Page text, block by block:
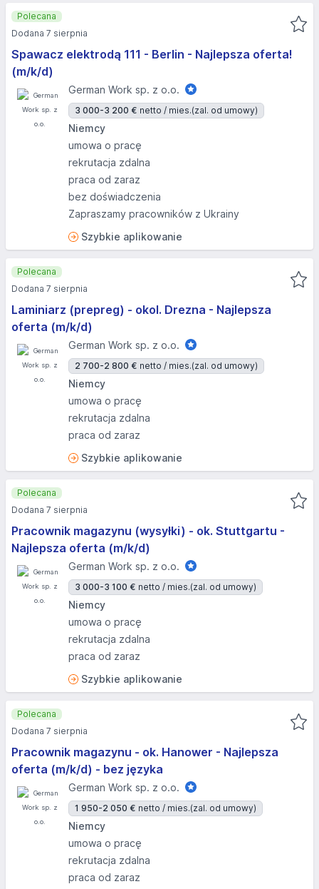
Spawacz elektrodą 111 - Berlin - Najlepsza oferta!
(m/k/d)
German Work sp. z o.o.
3 000-3 200 € netto / mies.(zal. od umowy)
Niemcy
umowa o pracę
rekrutacja zdalna
praca od zaraz
bez doświadczenia
Zapraszamy pracowników z Ukrainy
Szybkie aplikowanie
Polecana
Dodana 7 sierpnia
Laminiarz (prepreg) - okol. Drezna - Najlepsza
oferta (m/k/d)
German Work sp. z o.o.
2 700-2 800 € netto / mies.(zal. od umowy)
Niemcy
umowa o pracę
rekrutacja zdalna
praca od zaraz
Szybkie aplikowanie
Polecana
Dodana 7 sierpnia
Pracownik magazynu (wysyłki) - ok. Stuttgartu -
Najlepsza oferta (m/k/d)
German Work sp. z o.o.
3 000-3 100 € netto / mies.(zal. od umowy)
Niemcy
umowa o pracę
rekrutacja zdalna
praca od zaraz
Szybkie aplikowanie
Polecana
Dodana 7 sierpnia
Pracownik magazynu - ok. Hanower - Najlepsza
oferta (m/k/d) - bez języka
German Work sp. z o.o.
1 950-2 050 € netto / mies.(zal. od umowy)
Niemcy
umowa o pracę
rekrutacja zdalna
praca od zaraz
Polecana
Dodana 7 sierpnia